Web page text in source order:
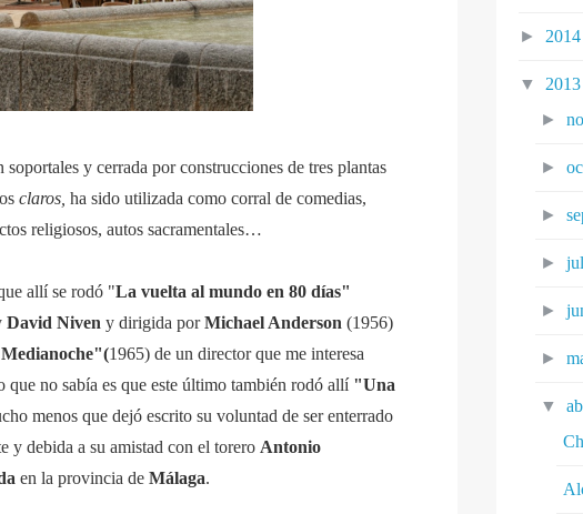
y cerrada por construcciones de tres plantas
claros, ha sido utilizada como corral de comedias,
religiosos, autos sacramentales…
allí se rodó "La vuelta al mundo en 80 días"
David Niven y dirigida porMichael Anderson (1956)
1965) de un director que me interesa
que no sabía es que este último también rodó allí"Una
menos que dejó escrito su voluntad de ser enterrado
y debida a su amistad con el torero Antonio
en la provincia de Málaga.
► 2014
▼ 2013
►
►
►
►
►
►
▼